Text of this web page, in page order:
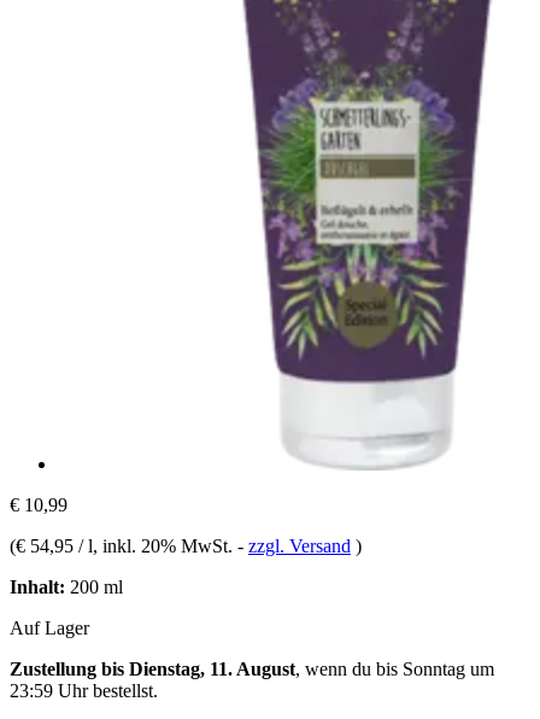
€ 10,99
(€ 54,95 / l, inkl. 20% MwSt. - zzgl. Versand )
Inhalt: 200 ml
Auf Lager
Zustellung bis Dienstag, 11. August, wenn du bis Sonntag um
23:59 Uhrbestellst.